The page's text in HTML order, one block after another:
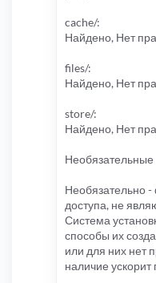
cache/:
Найдено, Нет
files/:
Найдено, Нет
store/:
Найдено, Нет
Необязательно
доступа, не
Система
способы их
или для них нет
наличие ускорит